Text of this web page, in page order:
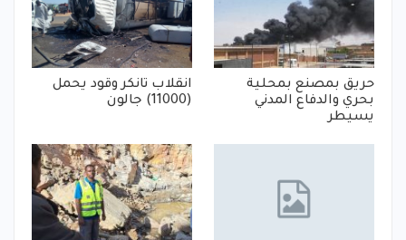
حريق بمصنع بمحلية
بحري والدفاع المدني
يسيطر
انقلاب تانكر وقود يحمل
(11000) جالون